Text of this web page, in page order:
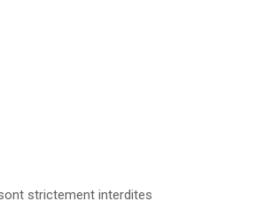
strictement interdites